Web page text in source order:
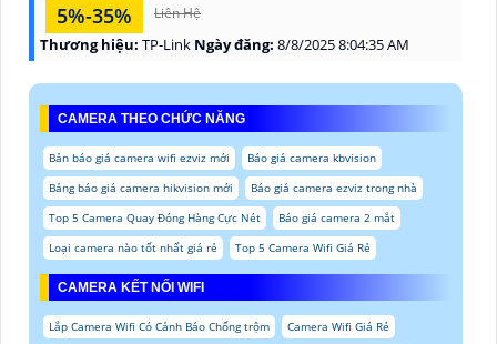
5%-35% Liên Hệ
Thương hiệu: TP-Link Ngày đăng: 8/8/2025 8:04:35 AM
CAMERA THEO CHỨC NĂNG
Bản báo giá camera wifi ezviz mới
Báo giá camera kbvision
Bảng báo giá camera hikvision mới
Báo giá camera ezviz trong nhà
Top 5 Camera Quay Đóng Hàng Cực Nét
Báo giá camera 2 mắt
Loại camera nào tốt nhất giá rẻ
Top 5 Camera Wifi Giá Rẻ
CAMERA KẾT NỐI WIFI
Lắp Camera Wifi Có Cảnh Báo Chống trộm
Camera Wifi Giá Rẻ